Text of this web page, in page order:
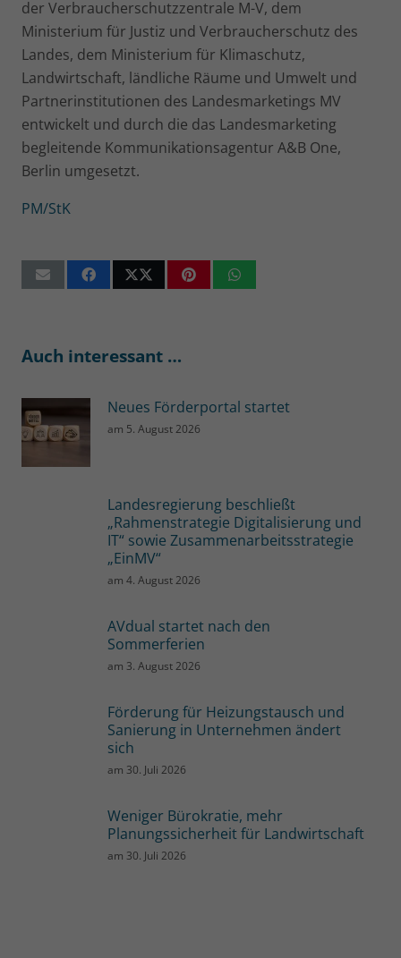
der Verbraucherschutzzentrale M-V, dem
Ministerium für Justiz und Verbraucherschutz des
Landes, dem Ministerium für Klimaschutz,
Landwirtschaft, ländliche Räume und Umwelt und
Partnerinstitutionen des Landesmarketings MV
entwickelt und durch die das Landesmarketing
begleitende Kommunikationsagentur A&B One,
Berlin umgesetzt.
PM/StK
Auch interessant …
Neues Förderportal startet
am 5. August 2026
Landesregierung beschließt
„Rahmenstrategie Digitalisierung und
IT“ sowie Zusammenarbeitsstrategie
„EinMV“
am4. August 2026
AVdual startet nach den
Sommerferien
am 3. August 2026
Förderung für Heizungstausch und
Sanierung in Unternehmen ändert
sich
am 30. Juli 2026
Weniger Bürokratie, mehr
Planungssicherheit für Landwirtschaft
am 30. Juli 2026